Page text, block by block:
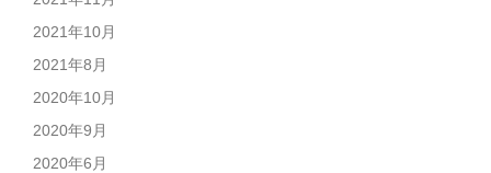
2021年10月
2021年8月
2020年10月
2020年9月
2020年6月